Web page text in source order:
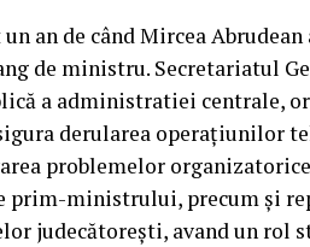
an de când Mircea
de ministru. Secretariatul
a administratiei centrale,
derularea operațiunilor
problemelor
ministrului, precum și
judecătorești, avand un rol